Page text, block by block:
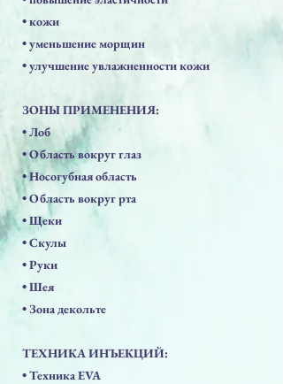
• кожи
• уменьшение морщин
• улучшение увлажненности кожи
ЗОНЫ ПРИМЕНЕНИЯ:
• Лоб
• Область вокруг глаз
• Носогубная область
• Область вокруг рта
• Щеки
• Скулы
• Руки
• Шея
• Зона декольте
ТЕХНИКА ИНЪЕКЦИЙ:
• Техника EVA